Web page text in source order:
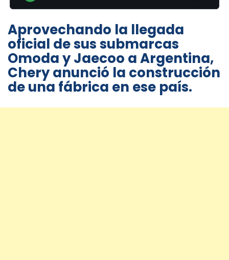
Aprovechando la llegada
oficial de sus submarcas
Omoda y Jaecoo a Argentina,
Chery anunció la construcción
de una fábrica en ese país.